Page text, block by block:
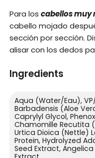
Para loscabellos muy
cabello mojado
sección por sección.
alisar con los dedos
Ingredients
Aqua (Water/Eau),
Barbadensis (Aloe
Caprylyl Glycol,
Chamomille Recutita
Urtica Dioica (Nettle)
Protein, Hydrolyzed
Seed Extract,